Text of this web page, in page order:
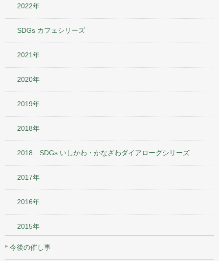
2022年
SDGs カフェシリーズ
2021年
2020年
2019年
2018年
2018 SDGs いしかわ・かなざわダイアローグシリーズ
2017年
2016年
2015年
今後の催し事